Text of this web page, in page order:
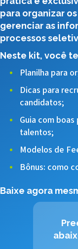
para organizar
gerenciar as
processos
Neste kit, você
Planilha para
Dicas para
candidatos;
Guia com
talentos;
Modelos de
Bônus: como
Baixe agora